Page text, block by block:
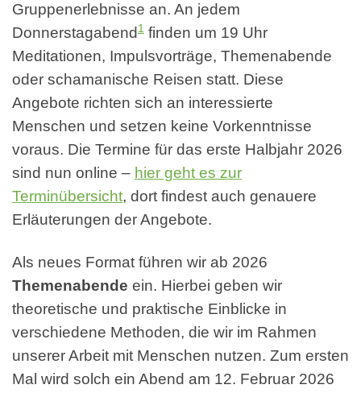
Gruppenerlebnisse an. An jedem
Donnerstagabend 1 finden um 19 Uhr
Meditationen, Impulsvorträge, Themenabende
oder schamanische Reisen statt. Diese
Angebote richten sich an interessierte
Menschen und setzen keine Vorkenntnisse
voraus. Die Termine für das erste Halbjahr 2026
sind nun online – hier geht es zur
Terminübersicht, dort findest auch genauere
Erläuterungen der Angebote.
Als neues Format führen wir ab 2026
Themenabende ein. Hierbei geben wir
theoretische und praktische Einblicke in
verschiedene Methoden, die wir im Rahmen
unserer Arbeit mit Menschen nutzen. Zum ersten
Mal wird solch ein Abend am 12. Februar 2026